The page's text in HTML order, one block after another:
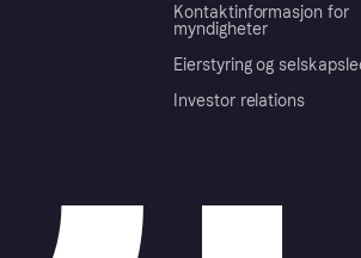
Kontaktinformasjon for
myndigheter
Eierstyring og
Investor relations